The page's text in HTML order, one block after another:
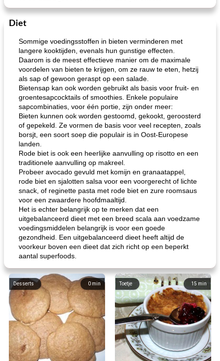
Diet
Sommige voedingsstoffen in bieten verminderen met
langere kooktijden, evenals hun gunstige effecten.
Daarom is de meest effectieve manier om de maximale
voordelen van bieten te krijgen, om ze rauw te eten, hetzij
als sap of gewoon geraspt op een salade.
Bietensap kan ook worden gebruikt als basis voor fruit- en
groentesapcocktails of smoothies. Enkele populaire
sapcombinaties, voor één portie, zijn onder meer:
Bieten kunnen ook worden gestoomd, gekookt, geroosterd
of gepekeld. Ze vormen de basis voor veel recepten, zoals
borsjt, een soort soep die populair is in Oost-Europese
landen.
Rode biet is ook een heerlijke aanvulling op risotto en een
traditionele aanvulling op makreel.
Probeer avocado gevuld met komijn en granaatappel,
rode biet en sjalotten salsa voor een voorgerecht of lichte
snack, of reginette pasta met rode biet en zure roomsaus
voor een zwaardere hoofdmaaltijd.
Het is echter belangrijk op te merken dat een
uitgebalanceerd dieet met een breed scala aan voedzame
voedingsmiddelen belangrijk is voor een goede
gezondheid. Een uitgebalanceerd dieet heeft altijd de
voorkeur boven een dieet dat zich richt op een beperkt
aantal superfoods.
0 min
Desserts 15 min
Toetje